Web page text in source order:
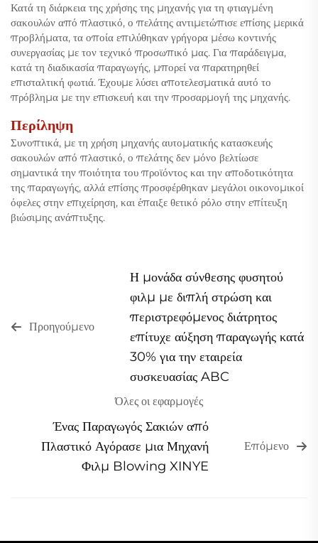
Κατά τη διάρκεια της χρήσης της μηχανής για τη φτιαγμένη
σακουλών από πλαστικό, ο πελάτης αντιμετώπισε επίσης μερικά
προβλήματα, τα οποία επιλύθηκαν γρήγορα μέσω κοντινής
συνεργασίας με τον τεχνικό προσωπικό μας. Για παράδειγμα,
κατά τη διαδικασία παραγωγής, μπορεί να παρατηρηθεί
επισταλτική φωτιά. Έχουμε λύσει αποτελεσματικά αυτό το
πρόβλημα με την επισκευή και την προσαρμογή της μηχανής.
Περίληψη
Συνοπτικά, με τη χρήση μηχανής αυτοματικής κατασκευής
σακουλών από πλαστικό, ο πελάτης δεν μόνο βελτίωσε
σημαντικά την ποιότητα του προϊόντος και την αποδοτικότητα
της παραγωγής, αλλά επίσης προσφέρθηκαν μεγάλοι οικονομικοί
όφελες στην επιχείρηση, και έπαιξε θετικό ρόλο στην επίτευξη
βιώσιμης ανάπτυξης.
Προηγούμενο
Η μονάδα σύνθεσης φυσητού
φιλμ με διπλή στρώση και
περιστρεφόμενος διάτρητος
επίτυχε αύξηση παραγωγής κατά
30% για την εταιρεία
συσκευασίας ABC
Όλες οι εφαρμογές
Επόμενο
Ένας Παραγωγός Σακιών από
Πλαστικό Αγόρασε μια Μηχανή
Φιλμ Blowing XINYE